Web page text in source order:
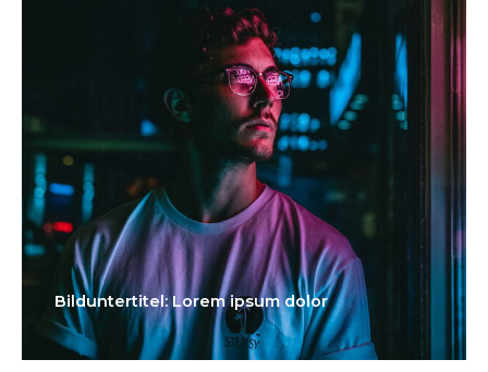
Bilduntertitel: Lorem ipsum dolor